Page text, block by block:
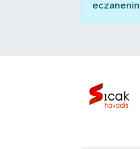
Bilim, Teknoloji